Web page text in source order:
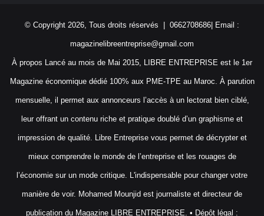
© Copyright 2026, Tous droits réservés | 0662708686| Email :
magazinelibreentreprise@gmail.com
À propos Lancé au mois de Mai 2015, LIBRE ENTREPRISE est le 1er
Magazine économique dédié 100% aux PME-TPE au Maroc. À parution
mensuelle, il permet aux annonceurs l’accès à un lectorat bien ciblé,
leur offrant un contenu riche et pratique doublé d’un graphisme et
impression de qualité. Libre Entreprise vous permet de décrypter et
mieux comprendre le monde de l’entreprise et les rouages de
l’économie sur un mode critique. L'indispensable pour changer votre
manière de voir. Mohamed Mounjid est journaliste et directeur de
publication du Magazine LIBRE ENTREPRISE. • Dépôt légal :